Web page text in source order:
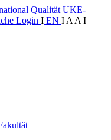
Qualität UKE-
Login I EN I A A I